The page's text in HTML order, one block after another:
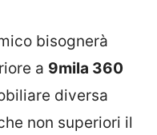
bisognerà
a 9mila 360
diversa
non superiori il